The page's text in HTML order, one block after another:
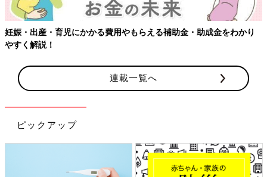
連載一覧へ
ピックアップ